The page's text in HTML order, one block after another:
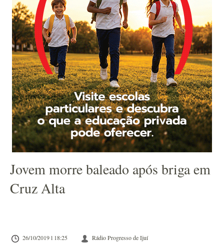
Jovem morre baleado após briga em
Cruz Alta
26/10/2019 l 18:25
Rádio Progresso de Ijuí